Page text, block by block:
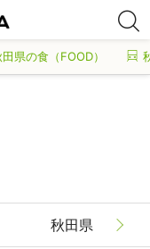
県の食（FOOD）
秋田県